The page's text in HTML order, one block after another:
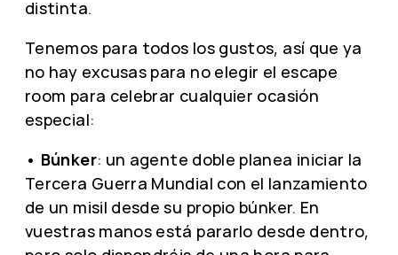
distinta.
Tenemos para todos los gustos, así que ya
no hay excusas para no elegir el escape
room para celebrar cualquier ocasión
especial:
• Búnker: un agente doble planea iniciar la
Tercera Guerra Mundial con el lanzamiento
de un misil desde su propio búnker. En
vuestras manos está pararlo desde dentro,